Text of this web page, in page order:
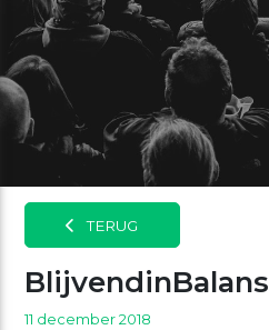
TERUG
BlijvendinBalans
11 december 2018